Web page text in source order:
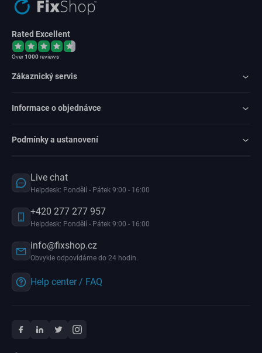
Rated Excellent
Over1000reviews
Zákaznický servis
Informace o objednávce
Podmínky a ustanovení
Live chat
Helpdesk: Pondělí - Pátek 9:00 - 16:00
+420 277 277 957
Helpdesk: Pondělí - Pátek 9:00 - 16:00
info@fixshop.cz
Obvykle odpovídáme do 24 hodin.
Help center / FAQ